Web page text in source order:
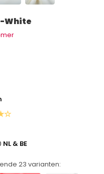
White
NL & BE
23 varianten: